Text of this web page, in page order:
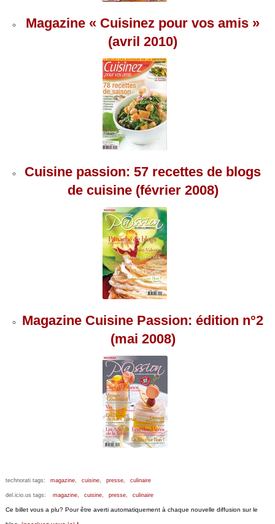
Magazine « Cuisinez pour vos amis »
(avril 2010)
Cuisine passion: 57 recettes de blogs
de cuisine (février 2008)
Magazine Cuisine Passion: édition n°2
(mai 2008)
technorati tags: magazine, cuisine, presse, culinaire
del.icio.us tags: magazine, cuisine, presse, culinaire
Ce billet vous a plu? Pour être averti automatiquement à chaque nouvelle diffusion sur le